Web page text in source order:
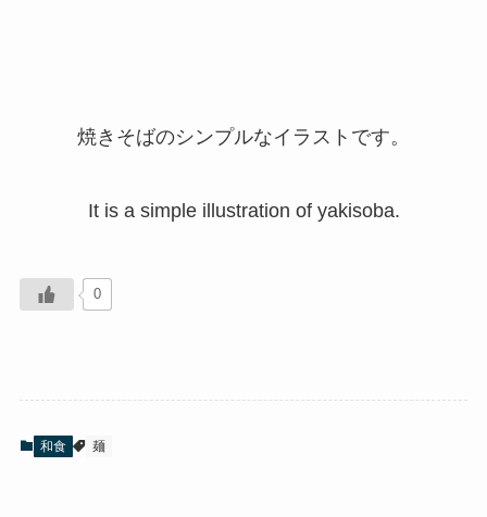
焼きそばのシンプルなイラストです。
It is a simple illustration of yakisoba.
0
和食 麺